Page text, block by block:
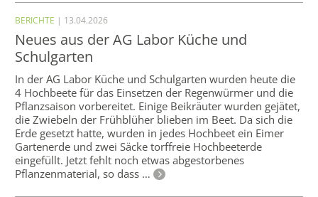
BERICHTE | 13.04.2026
Neues aus der AG Labor Küche und
Schulgarten
In der AG Labor Küche und Schulgarten wurden heute die
4 Hochbeete für das Einsetzen der Regenwürmer und die
Pflanzsaison vorbereitet. Einige Beikräuter wurden gejätet,
die Zwiebeln der Frühblüher blieben im Beet. Da sich die
Erde gesetzt hatte, wurden in jedes Hochbeet ein Eimer
Gartenerde und zwei Säcke torffreie Hochbeeterde
eingefüllt. Jetzt fehlt noch etwas abgestorbenes
Pflanzenmaterial, so dass …